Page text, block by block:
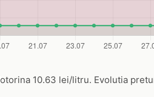
10.63 lei/litru. Evolutia